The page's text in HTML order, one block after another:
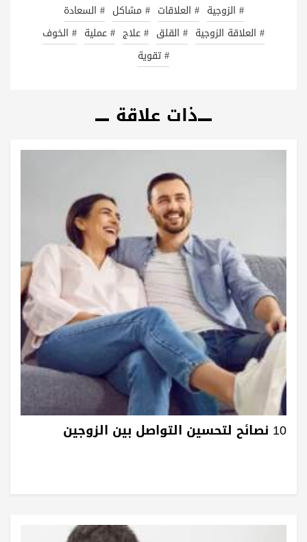
# الزوجية # العلاقات # مشاكل # السعادة
# العلاقة الزوجية # القلق # علاج # عملية # الخوف
# تقوية
ذات علاقة
10 نصائح لتحسين التواصل بين الزوجين